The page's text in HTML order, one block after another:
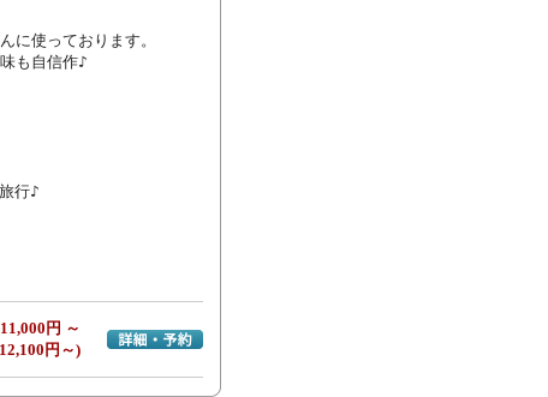
に使っております。
も自信作♪
行♪
11,000円 ～
円～)
詳細・予約へ